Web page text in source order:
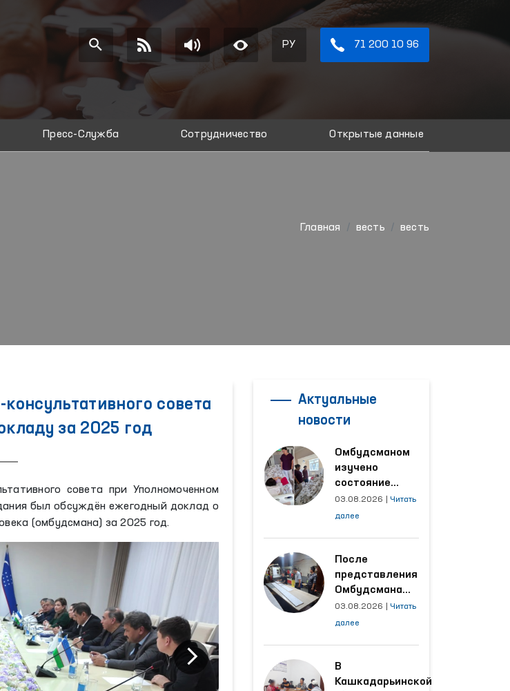
РУ 71 200 10 96
Пресс-Служба Сотрудничество Открытые данные
Главная весть весть
совета
за 2025 год
совета при Уполномоченном
был обсуждён ежегодный доклад о
(омбудсмана) за 2025 год.
Актуальные
новости
Омбудсманом
изучено
состояние
женщины,
пострадавшей от
области
03.08.2026
Читать
далее
После
представления
Омбудсмана
улучшены
условия на
трудятся
осуждённые
03.08.2026
Читать
далее
В
Кашкадарьинской